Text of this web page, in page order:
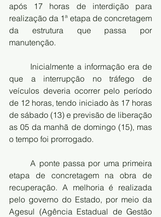
após 17 horas de interdição para
realização da 1ª etapa de concretagem
da estrutura que passa por
manutenção.
Inicialmente a informação era de
que a interrupção no tráfego de
veículos deveria ocorrer pelo período
de 12 horas, tendo iniciado às 17 horas
de sábado (13) e previsão de liberação
as 05 da manhã de domingo (15), mas
o tempo foi prorrogado.
A ponte passa por uma primeira
etapa de concretagem na obra de
recuperação. A melhoria é realizada
pelo governo do Estado, por meio da
Agesul (Agência Estadual de Gestão